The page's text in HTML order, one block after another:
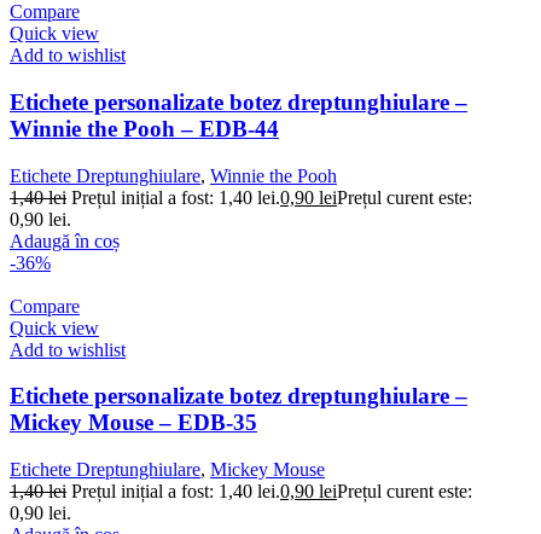
Compare
Quick view
Add to wishlist
Etichete personalizate botez dreptunghiulare –
Winnie the Pooh – EDB-44
Etichete Dreptunghiulare, Winnie the Pooh
1,40lei Prețul inițial a fost: 1,40 lei.0,90 leiPrețul curent este:
0,90 lei.
Adaugă în coș
-36%
Compare
Quick view
Add to wishlist
Etichete personalizate botez dreptunghiulare –
Mickey Mouse – EDB-35
Etichete Dreptunghiulare, Mickey Mouse
1,40lei Prețul inițial a fost: 1,40 lei.0,90 leiPrețul curent este:
0,90 lei.